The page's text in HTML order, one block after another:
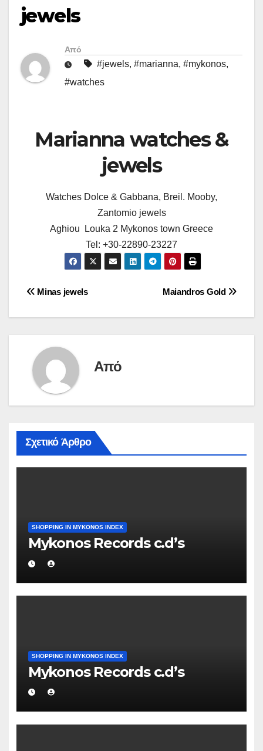
jewels
Από
#jewels, #marianna, #mykonos,
#watches
Marianna watches &
jewels
Watches Dolce & Gabbana, Breil. Mooby,
Zantomio jewels
Aghiou Louka 2 Mykonos town Greece
Tel: +30-22890-23227
Πλοήγηση
άρθρων
Maiandros Gold
Minas jewels
Από
Σχετικό Άρθρο
SHOPPING IN MYKONOS INDEX
Mykonos Records c.d’s
SHOPPING IN MYKONOS INDEX
Mykonos Records c.d’s